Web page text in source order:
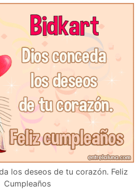
los deseos de tu corazón. Feliz
Cumpleaños